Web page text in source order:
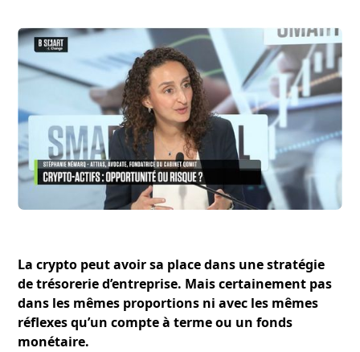
La crypto peut avoir sa place dans une stratégie
de trésorerie d’entreprise. Mais certainement pas
dans les mêmes proportions ni avec les mêmes
réflexes qu’un compte à terme ou un fonds
monétaire.